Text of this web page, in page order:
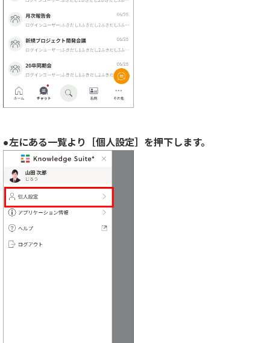
●左にある一覧より［個人設定］を押下します。